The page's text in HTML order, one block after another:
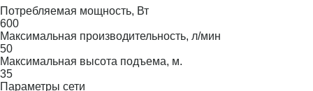
Потребляемая мощность, Вт
600
Максимальная производительность, л/мин
50
Максимальная высота подъема, м.
35
Параметры сети